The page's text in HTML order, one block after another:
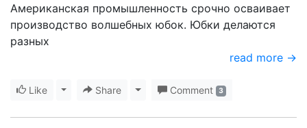
Американская промышленность срочно осваивает
производство волшебных юбок. Юбки делаются
разных
read more →
Like Toggle Dropdown
Share Toggle Dropdown
Comment 3